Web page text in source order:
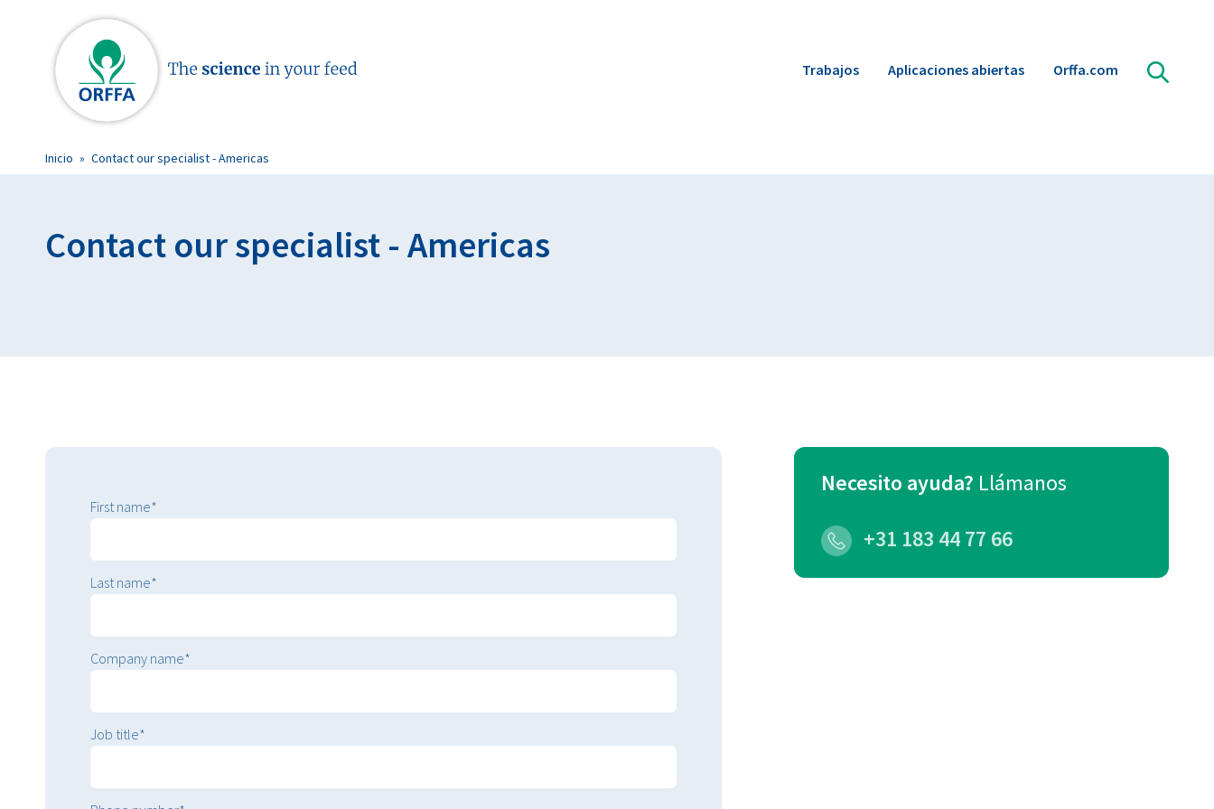
Trabajos Aplicaciones abiertas Orffa.com
Inicio » Contact our specialist - Americas
Contact our specialist - Americas
First name*
Last name*
Company name*
Job title*
Necesito ayuda? Llámanos
+31 183 44 77 66